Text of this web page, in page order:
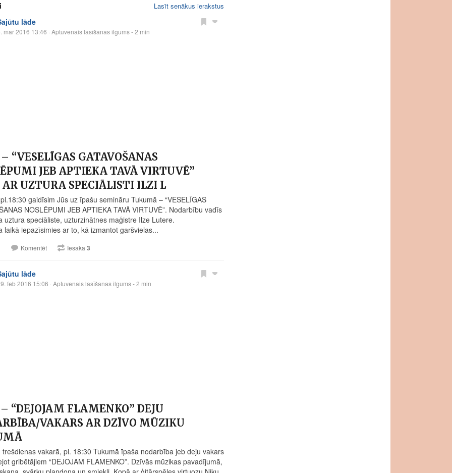
Lasīt senākus ierakstus
lāde
mar 2016 13:46 · Aptuvenais lasīšanas ilgums - 2 min
“VESELĪGAS GATAVOŠANAS
JEB APTIEKA TAVĀ VIRTUVĒ”
AR UZTURA SPECIĀLISTI ILZI L
gaidīsim Jūs uz īpašu semināru Tukumā – “VESELĪGAS
NOSLĒPUMI JEB APTIEKA TAVĀ VIRTUVĒ”. Nodarbību vadīs
uztura speciāliste, uzturzinātnes maģistre Ilze Lutere.
laikā iepazīsimies ar to, kā izmantot garšvielas...
Komentēt Iesaka 3
lāde
feb 2016 15:06 · Aptuvenais lasīšanas ilgums - 2 min
“DEJOJAM FLAMENKO” DEJU
VAKARS AR DZĪVO MŪZIKU
trešdienas vakarā, pl. 18:30 Tukumā īpaša nodarbība jeb deju vakars
gribētājiem “DEJOJAM FLAMENKO”. Dzīvās mūzikas pavadījumā,